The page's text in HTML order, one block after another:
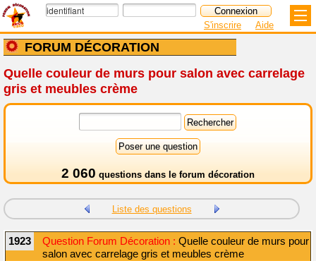
FORUM DÉCORATION
S'inscrire Aide
Quelle couleur de murs pour salon avec carrelage
gris et meubles crème
2 060 questions dans le forum décoration
Liste des questions
1923 Question Forum Décoration : Quelle couleur de murs pour
salon avec carrelage gris et meubles crème